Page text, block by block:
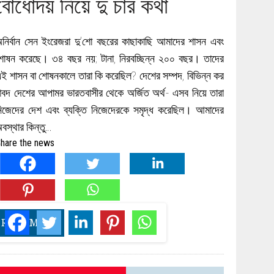
নিয়ে দু চার কথা
সেন ইংরেজরা দু’শো বছরের কাছাকাছি আমাদের শাসন এবং
করেছে। ৩৪ বছর নয়; টানা, নিরবচ্ছিন্ন ২০০ বছর। তাদের
শাসন বা শোষনকালে তারা কি করেছিল? দেশের সম্পদ, বিভিন্ন কর
দেশের আপামর ভারতবাসীর থেকে অর্জিত অর্থ- এসব নিয়ে তারা
দেশ এবং ব্যক্তি নিজেদেরকে সমৃদ্ধ করেছিল। আমাদের
কিন্তু…
the news
READ MORE